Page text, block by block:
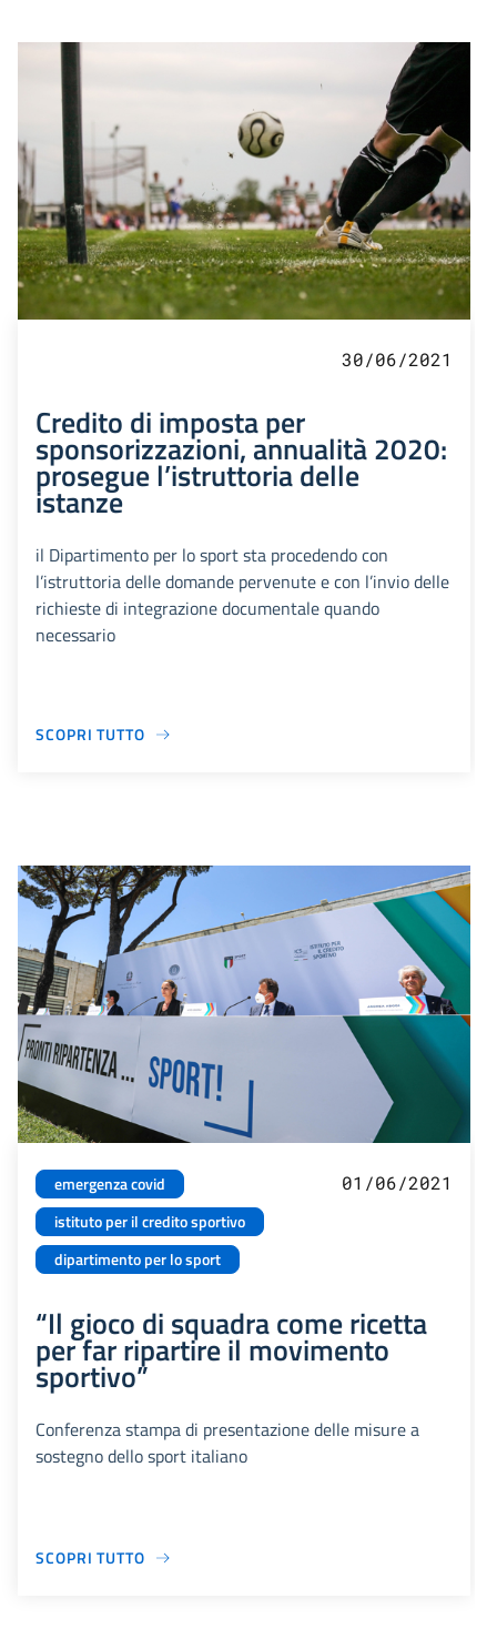
30/06/2021
Credito di imposta per
sponsorizzazioni, annualità 2020:
prosegue l’istruttoria delle
istanze
il Dipartimento per lo sport sta procedendo con
l’istruttoria delle domande pervenute e con l’invio delle
richieste di integrazione documentale quando
necessario
SCOPRI TUTTO
emergenza covid
istituto per il credito sportivo
dipartimento per lo sport
01/06/2021
“Il gioco di squadra come ricetta
per far ripartire il movimento
sportivo”
Conferenza stampa di presentazione delle misure a
sostegno dello sport italiano
SCOPRI TUTTO